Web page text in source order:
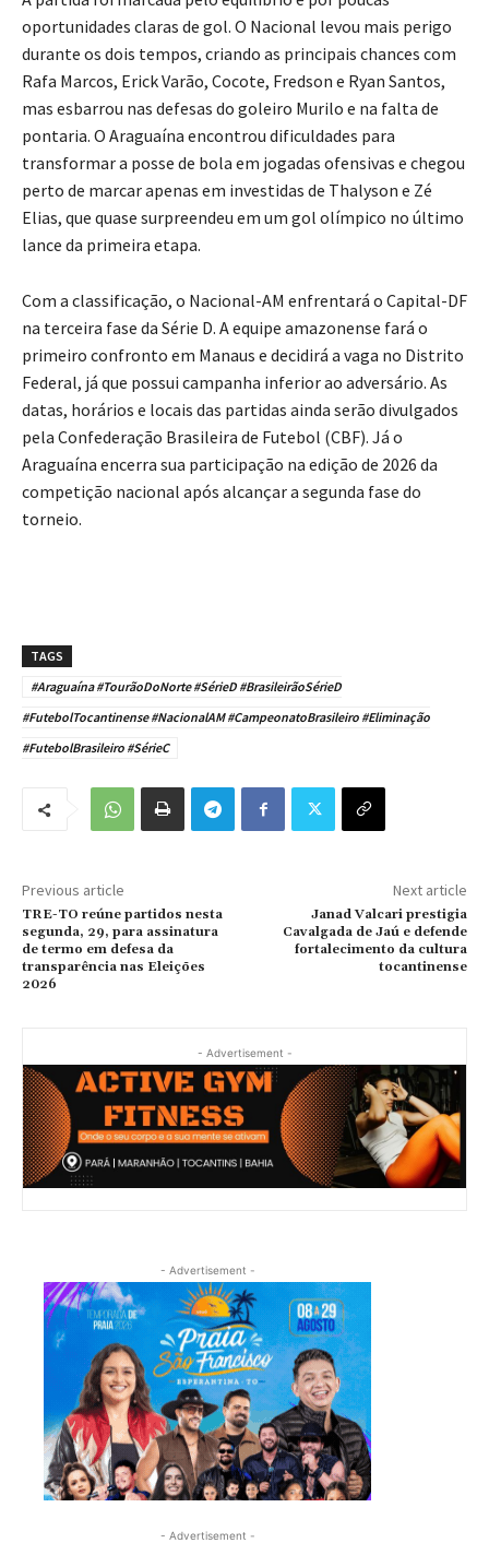
oportunidades claras de gol. O Nacional levou mais perigo
durante os dois tempos, criando as principais chances com
Rafa Marcos, Erick Varão, Cocote, Fredson e Ryan Santos,
mas esbarrou nas defesas do goleiro Murilo e na falta de
pontaria. O Araguaína encontrou dificuldades para
transformar a posse de bola em jogadas ofensivas e chegou
perto de marcar apenas em investidas de Thalyson e Zé
Elias, que quase surpreendeu em um gol olímpico no último
lance da primeira etapa.
Com a classificação, o Nacional-AM enfrentará o Capital-DF
na terceira fase da Série D. A equipe amazonense fará o
primeiro confronto em Manaus e decidirá a vaga no Distrito
Federal, já que possui campanha inferior ao adversário. As
datas, horários e locais das partidas ainda serão divulgados
pela Confederação Brasileira de Futebol (CBF). Já o
Araguaína encerra sua participação na edição de 2026 da
competição nacional após alcançar a segunda fase do
torneio.
TAGS
#Araguaína #TourãoDoNorte #SérieD #BrasileirãoSérieD
#FutebolTocantinense #NacionalAM #CampeonatoBrasileiro #Eliminação
#FutebolBrasileiro #SérieC
Previous article
TRE-TO reúne partidos nesta
segunda, 29, para assinatura
de termo em defesa da
transparência nas Eleições
2026
Next article
Janad Valcari prestigia
Cavalgada de Jaú e defende
fortalecimento da cultura
tocantinense
- Advertisement -
- Advertisement -
- Advertisement -